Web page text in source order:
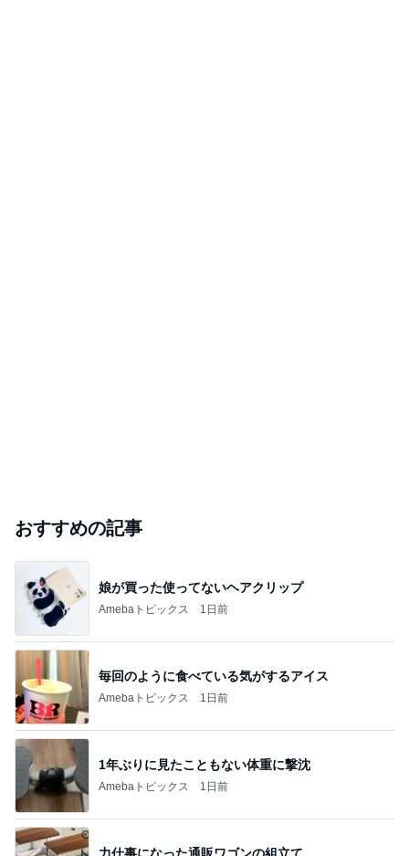
おすすめの記事
娘が買った使ってないヘアクリップ
Amebaトピックス 1日前
毎回のように食べている気がするアイス
Amebaトピックス 1日前
1年ぶりに見たこともない体重に撃沈
Amebaトピックス 1日前
力仕事になった通販ワゴンの組立て